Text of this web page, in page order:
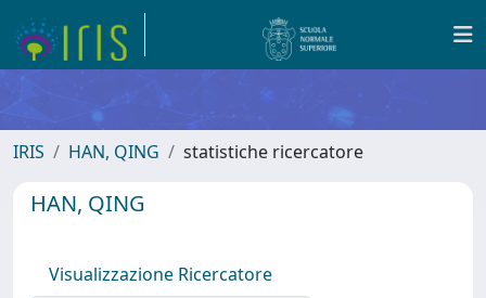
IRIS HAN, QING statistiche ricercatore
HAN, QING
Visualizzazione Ricercatore